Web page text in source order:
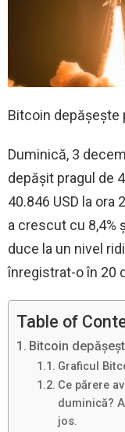
Bitcoin depășește
Duminică, 3
depășit pragul de
40.846 USD la ora
a crescut cu 8,4%
duce la un nivel
înregistrat-o în 20
Table of
Bitcoin
Graficul
Ce părere
duminică?
jos.